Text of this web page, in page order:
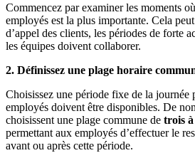
Commencez par examiner les moments
employés est la plus importante. Cela
d’appel des clients, les périodes de forte
les équipes doivent collaborer.
2. Définissez une plage horaire
Choisissez une période fixe de la journée
employés doivent être disponibles. De
choisissent une plage commune de trois
permettant aux employés d’effectuer le
avant ou après cette période.